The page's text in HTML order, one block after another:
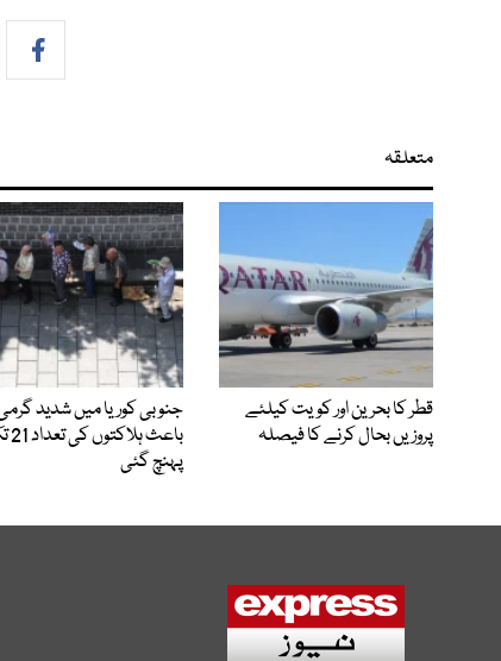
متعلقہ
قطر کا بحرین اور کویت کیلئے
پروزیں بحال کرنے کا فیصلہ
جنوبی کوریا میں شدید
باعث
پہنچ گئی